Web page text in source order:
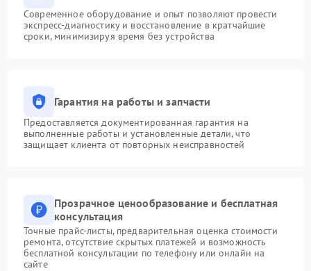
Современное оборудование и опыт позволяют провести
экспресс-диагностику и восстановление в кратчайшие
сроки, минимизируя время без устройства
Гарантия на работы и запчасти
Предоставляется документированная гарантия на
выполненные работы и установленные детали, что
защищает клиента от повторных неисправностей
Прозрачное ценообразование и бесплатная
консультация
Точные прайс-листы, предварительная оценка стоимости
ремонта, отсутствие скрытых платежей и возможность
бесплатной консультации по телефону или онлайн на
сайте